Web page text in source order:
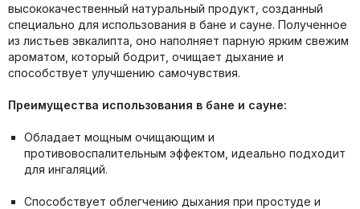
высококачественный натуральный продукт, созданный
специально для использования в бане и сауне. Полученное
из листьев эвкалипта, оно наполняет парную ярким свежим
ароматом, который бодрит, очищает дыхание и
способствует улучшению самочувствия.
Преимущества использования в бане и сауне:
Обладает мощным очищающим и
противовоспалительным эффектом, идеально подходит
для ингаляций.
Способствует облегчению дыхания при простуде и